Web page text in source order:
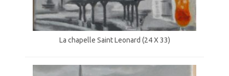
La chapelle Saint Leonard (24 X 33)